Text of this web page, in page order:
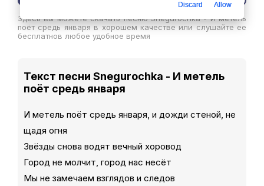
Здесь вы можете скачать песню Snegurochka - И метель
поёт средь января в хорошем качестве или слушайте ее
бесплатнов любое удобное время
Текст песни Snegurochka - И метель
поёт средь января
И метель поёт средь января, и дожди стеной, не
щадя огня
Звёзды снова водят вечный хоровод
Город не молчит, город нас несёт
Мы не замечаем взглядов и следов
Discard Allow